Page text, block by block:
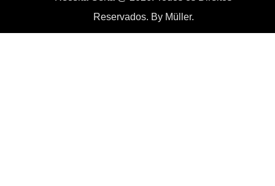
Reservados. By Müller.